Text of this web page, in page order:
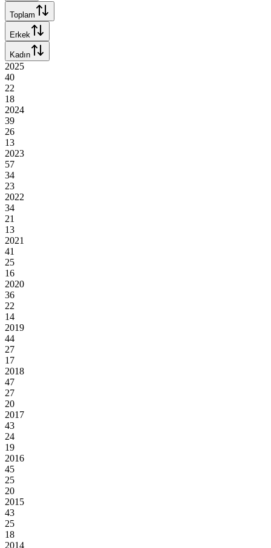
Toplam
Erkek
Kadın
2025
40
22
18
2024
39
26
13
2023
57
34
23
2022
34
21
13
2021
41
25
16
2020
36
22
14
2019
44
27
17
2018
47
27
20
2017
43
24
19
2016
45
25
20
2015
43
25
18
2014